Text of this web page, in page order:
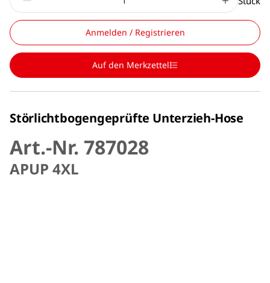
Anmelden / Registrieren
Auf den Merkzettel
Störlichtbogengeprüfte Unterzieh-Hose
Art.-Nr. 787028
APUP 4XL